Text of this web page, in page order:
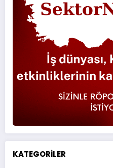
KATEGORİLER